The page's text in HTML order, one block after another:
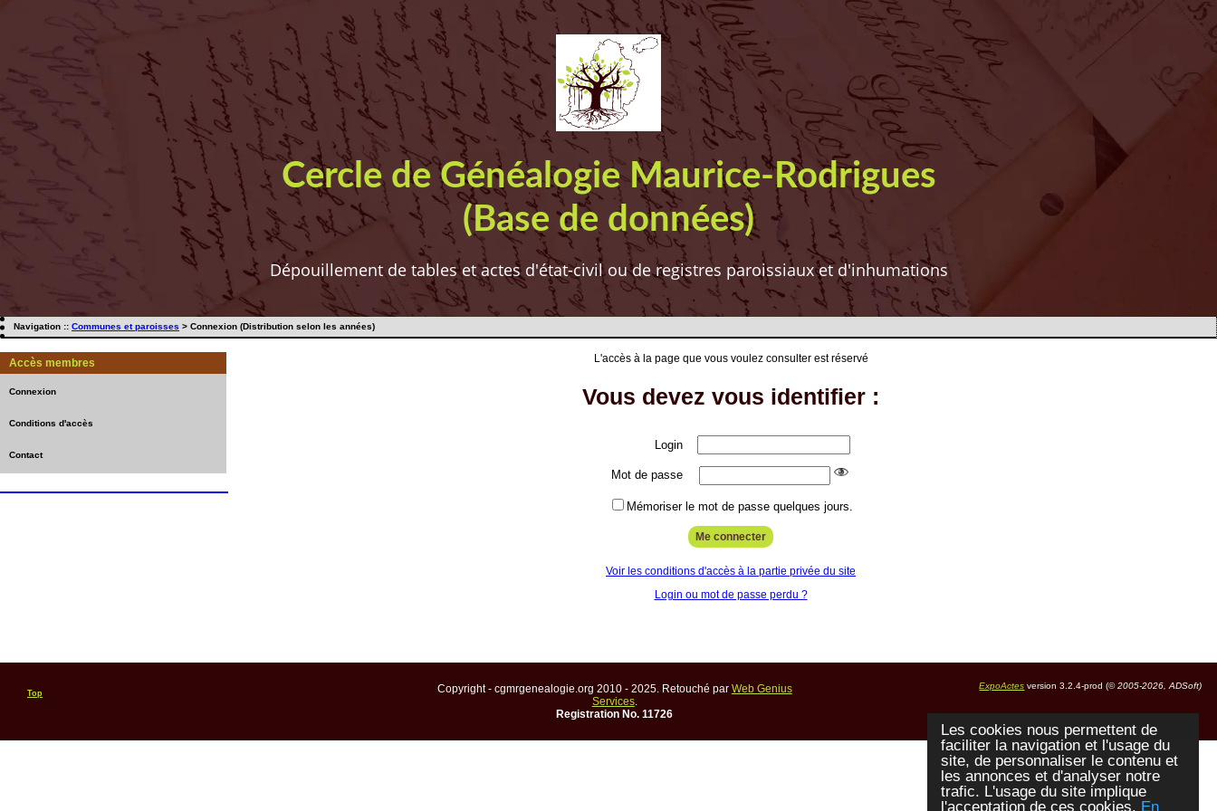
Les cookies nous permettent de
faciliter la navigation et l'usage du
site, de personnaliser le contenu et
les annonces et d'analyser notre
trafic. L'usage du site implique
l'acceptation de ces cookies. En
Cercle de Généalogie Maurice-Rodrigues
(Base de données)
Dépouillement de tables et actes d'état-civil ou de registres paroissiaux et d'inhumations
Navigation :: Communes et paroisses > Connexion (Distribution selon les années)
Accès membres
Connexion
Conditions d'accès
Contact
L'accès à la page que vous voulez consulter est réservé
Vous devez vous identifier :
Login
Mot de passe
Mémoriser le mot de passe quelques jours.
Voir les conditions d'accès à la partie privée du site
Login ou mot de passe perdu ?
Top Copyright - cgmrgenealogie.org 2010 - 2025. Retouché par Web Genius
Services.
Registration No. 11726
ExpoActes version 3.2.4-prod (©2005-2026, ADSoft)